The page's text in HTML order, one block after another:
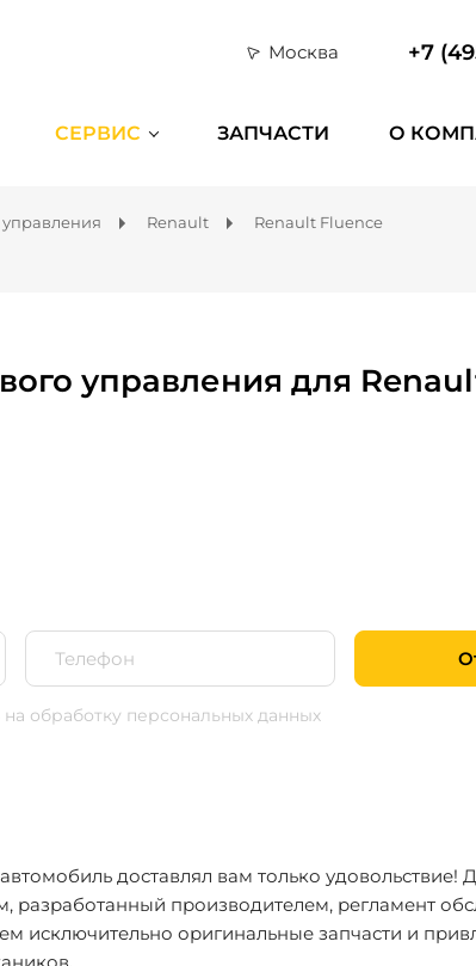
Москва +7
СЕРВИС ЗАПЧАСТИ О
управления Renault Renault Fluence
управления для
на обработку персональных данных
доставлял вам только удовольствие!
разработанный производителем, регламент
исключительно оригинальные запчасти и